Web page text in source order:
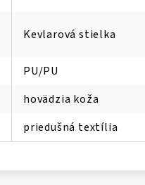
Kevlarová stielka
PU/PU
hovädzia koža
priedušná textília